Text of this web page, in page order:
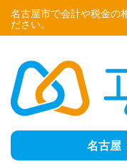
名古屋市で会計や税金の
ださい。
名古屋